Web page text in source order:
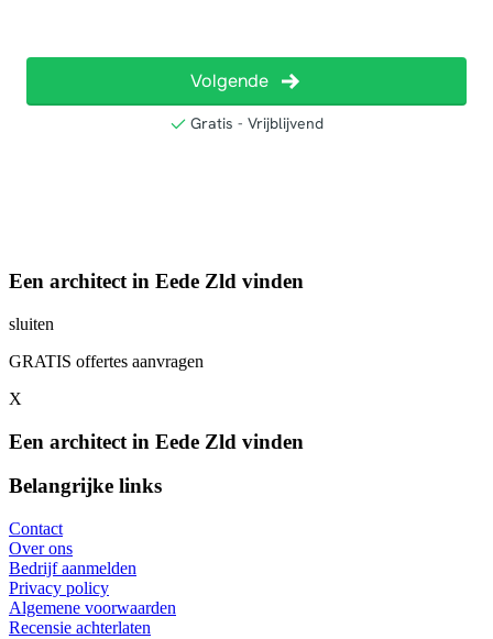
Een architect in Eede Zld vinden
sluiten
GRATIS offertes aanvragen
X
Een architect in Eede Zld vinden
Belangrijke links
Contact
Over ons
Bedrijf aanmelden
Privacy policy
Algemene voorwaarden
Recensie achterlaten